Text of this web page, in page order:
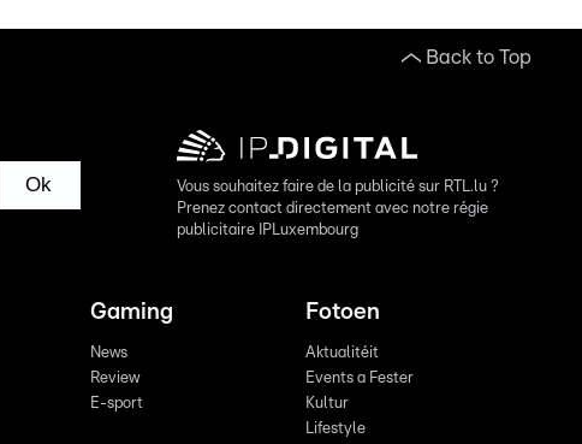
Back to Top
Ok
Vous souhaitez faire de la publicité sur RTL.lu ?
Prenez contact directement avec notre régie
publicitaire IPLuxembourg
Gaming
News
Review
E-sport
Fotoen
Aktualitéit
Events a Fester
Kultur
Lifestyle